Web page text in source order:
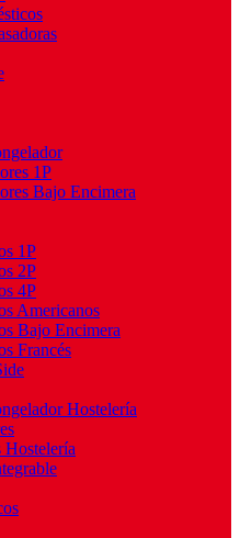
1P
Bajo Encimera
1P
2P
4P
Americanos
Bajo Encimera
Francés
Hostelería
Hostelería